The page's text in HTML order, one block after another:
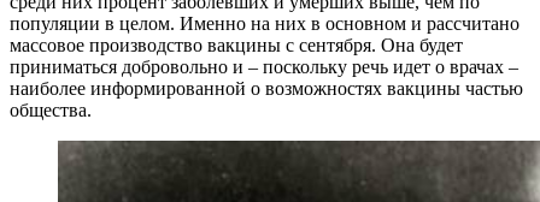
популяции в целом. Именно на них в основном и рассчитано
массовое производство вакцины с сентября. Она будет
приниматься добровольно и – поскольку речь идет о врачах –
наиболее информированной о возможностях вакцины частью
общества.